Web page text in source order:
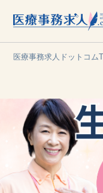
無料転職サポー
医療事務求人ドットコム
所在地のエリアを
各支店担当よりご連絡
関東
東海